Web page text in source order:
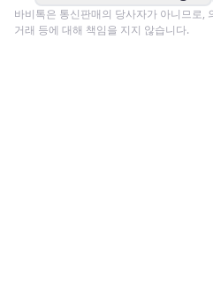
바비톡은 통신판매의 당사자가 아니므로,
거래 등에 대해 책임을 지지 않습니다.